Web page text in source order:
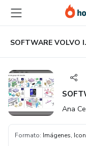
principal
página
de
página
Ana
Formato: Imágenes,